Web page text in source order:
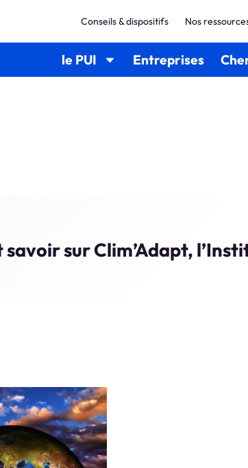
le PUI Entreprises
Conseils & dispositifs Nos
sur Clim’Adapt,